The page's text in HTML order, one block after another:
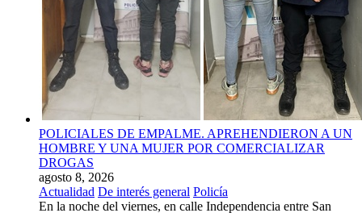
POLICIALES DE EMPALME. APREHENDIERON A UN
HOMBRE Y UNA MUJER POR COMERCIALIZAR
DROGAS
agosto 8, 2026
Actualidad De interés general Policía
En la noche del viernes, en calle Independencia entre San